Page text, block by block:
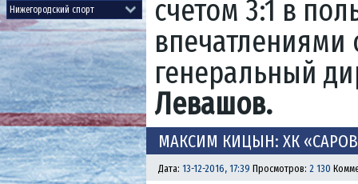
счетом 3:1 в
впечатлениями
генеральный
Левашов.
МАКСИМ КИЦЫН: ХК
Дата: 13-12-2016, 17:39 Просмотров: 2 130